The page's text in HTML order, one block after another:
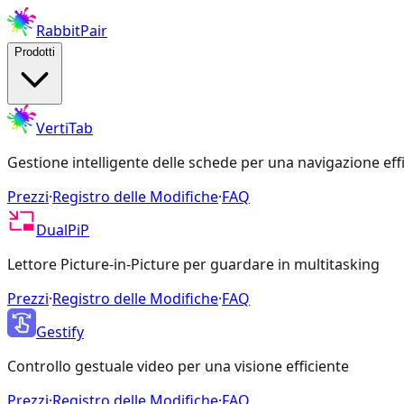
RabbitPair
Prodotti
VertiTab
Gestione intelligente delle schede per una navigazione
Prezzi·Registro delle Modifiche·FAQ
DualPiP
Lettore Picture-in-Picture per guardare in multitasking
Prezzi·Registro delle Modifiche·FAQ
Gestify
Controllo gestuale video per una visione efficiente